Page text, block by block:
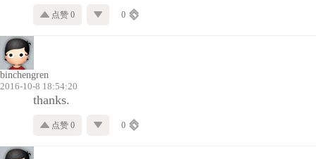
点赞 0 0
binchengren
2016-10-8 18:54:20
thanks.
点赞 0 0